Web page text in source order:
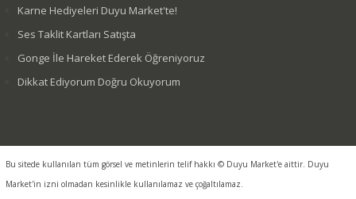
Karne Hediyeleri Duyu Market'te!
Ses Taklit Kartları Satışta
Gonge İle Hareket Ederek Öğreniyoruz
Dikkat Ediyorum Doğru Okuyorum
Bu sitede kullanılan tüm görsel ve metinlerin telif hakkı © Duyu Market'e aittir. Duyu
Market'in izni olmadan kesinlikle kullanılamaz ve çoğaltılamaz.